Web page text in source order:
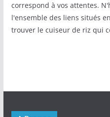
correspond à vos attentes.
l'ensemble des liens situés
trouver le cuiseur de riz qui